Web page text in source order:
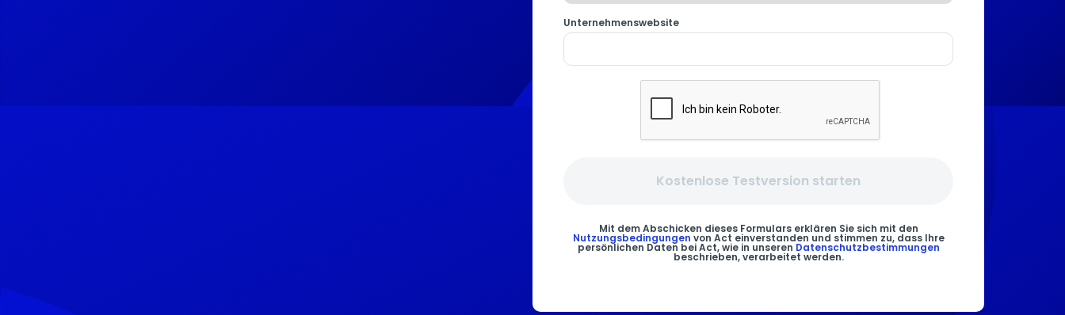
Unternehmenswebsite
Kostenlose Testversion starten
Mit dem Abschicken dieses Formulars erklären Sie sich mit den
Nutzungsbedingungen von Act einverstanden und stimmen zu, dass Ihre
persönlichen Daten bei Act, wie in unseren Datenschutzbestimmungen
beschrieben, verarbeitet werden.